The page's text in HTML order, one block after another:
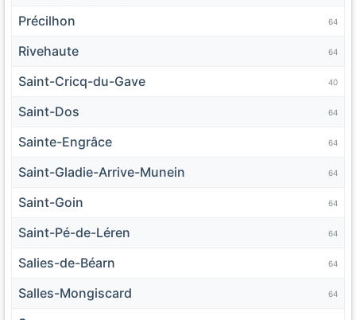
Précilhon 64
Rivehaute 64
Saint-Cricq-du-Gave 40
Saint-Dos 64
Sainte-Engrâce 64
Saint-Gladie-Arrive-Munein 64
Saint-Goin 64
Saint-Pé-de-Léren 64
Salies-de-Béarn 64
Salles-Mongiscard 64